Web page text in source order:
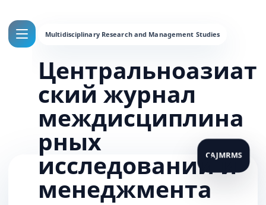
Центральноазиат
ский журнал
междисциплина
рных
исследований и
менеджмента